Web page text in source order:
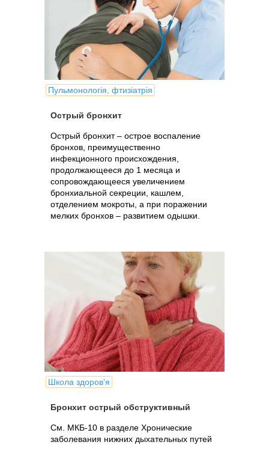
Пульмонологія, фтизіатрія
Острый бронхит
Острый бронхит – острое воспаление
бронхов, преимущественно
инфекционного происхождения,
продолжающееся до 1 месяца и
сопровождающееся увеличением
бронхиальной секреции, кашлем,
отделением мокроты, а при поражении
мелких бронхов – развитием одышки.
Школа здоров'я
Бронхит острый обструктивный
См. МКБ-10 в разделе Хронические
заболевания нижних дыхательных путей